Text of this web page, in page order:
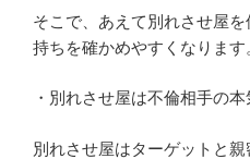
そこで、あえて別れさせ屋
持ちを確かめやすくなります
・別れさせ屋は不倫相手の
別れさせ屋はターゲットと